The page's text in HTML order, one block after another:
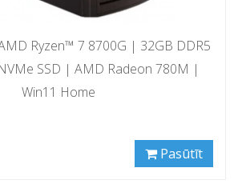
Ryzen™ 7 8700G | 32GB DDR5
SSD | AMD Radeon 780M |
Win11 Home
Pasūtīt